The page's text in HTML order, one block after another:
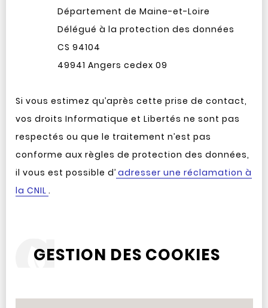
Département de Maine-et-Loire
Délégué à la protection des données
CS 94104
49941 Angers cedex 09
Si vous estimez qu’après cette prise de contact,
vos droits Informatique et Libertés ne sont pas
respectés ou que le traitement n’est pas
conforme aux règles de protection des données,
il vous est possible d’ adresser une réclamation à
la CNIL .
GESTION DES COOKIES